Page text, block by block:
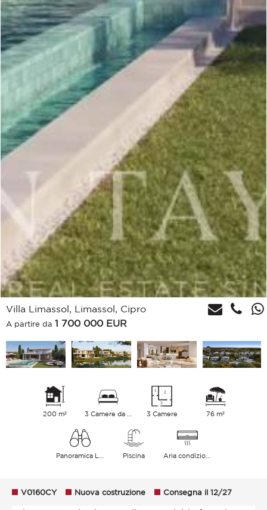
Villa Limassol, Limassol, Cipro
A partire da 1 700 000 EUR
200 m² 3 Camere 76 m²
Piscina
V0160CY Nuova costruzione Consegna il 12/27